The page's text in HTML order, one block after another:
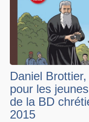
Daniel
pour les
de la BD
2015